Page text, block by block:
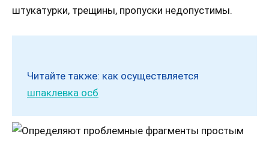
штукатурки, трещины, пропуски недопустимы.
Читайте также: как осуществляется
шпаклевка осб